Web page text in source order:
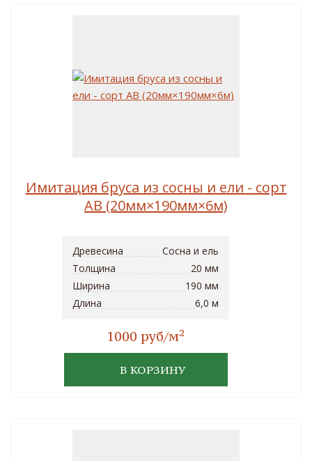
Имитация бруса из сосны и ели - сорт
AB (20мм×190мм×6м)
Древесина
Сосна и ель
Толщина
20 мм
Ширина
190 мм
Длина
6,0 м
1000 руб/м2
В КОРЗИНУ